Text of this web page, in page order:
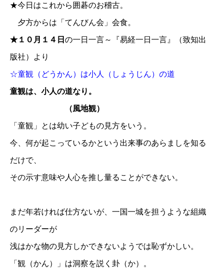
★今日はこれから囲碁のお稽古。
夕方からは「てんびん会」会食。
★１０月１４日 の一日一言～『易経一日一言』（致知出
版社）より
☆童観（どうかん）は小人（しょうじん）の道
童観は、小人の道なり。
（風地観）
「童観」とは幼い子どもの見方をいう。
今、何が起こっているかという出来事のあらましを知る
だけで、
その示す意味や人心を推し量ることができない。
まだ年若ければ仕方ないが、一国一城を担うような組織
のリーダーが
浅はかな物の見方しかできないようでは恥ずかしい。
「観（かん）」は洞察を説く卦（か）。